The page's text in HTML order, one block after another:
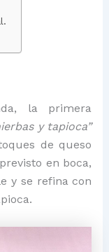
la primera
y tapioca”
de queso
en boca,
y se refina con